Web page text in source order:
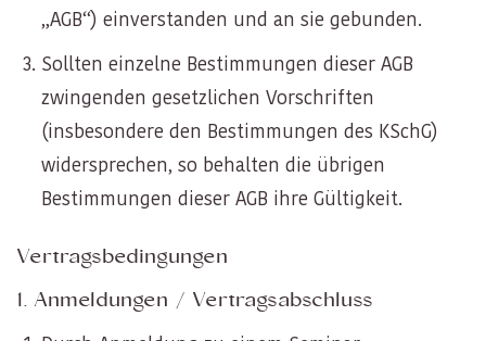
„AGB“) einverstanden und an sie gebunden.
Sollten einzelne Bestimmungen dieser AGB
zwingenden gesetzlichen Vorschriften
(insbesondere den Bestimmungen des KSchG)
widersprechen, so behalten die übrigen
Bestimmungen dieser AGB ihre Gültigkeit.
Vertragsbedingungen
1. Anmeldungen / Vertragsabschluss